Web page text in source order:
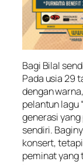
Bagi Bilal
Pada usia 29
dengan
pelantun lagu
generasi
sendiri.
konsert,
peminat yang